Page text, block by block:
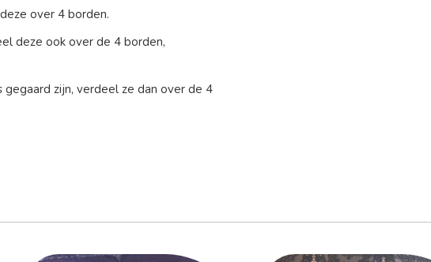
over 4 borden.
deze ook over de 4 borden,
gegaard zijn, verdeel ze dan over de 4